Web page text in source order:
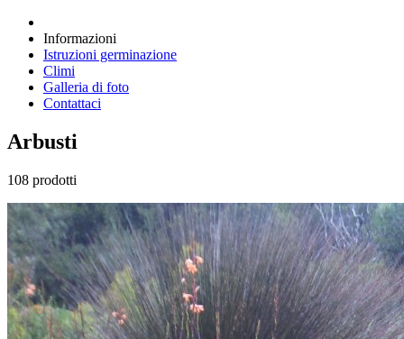
Informazioni
Istruzioni germinazione
Climi
Galleria di foto
Contattaci
Arbusti
108 prodotti